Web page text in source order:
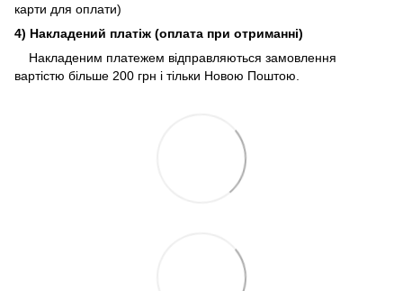
карти для оплати)
4) Накладений платіж (оплата при отриманні)
Накладеним платежем відправляються замовлення
вартістю більше 200 грн і тільки Новою Поштою.